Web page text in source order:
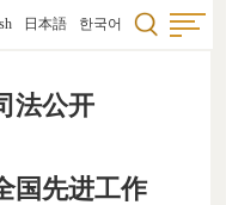
日本語 한국어
法公开
先进工作